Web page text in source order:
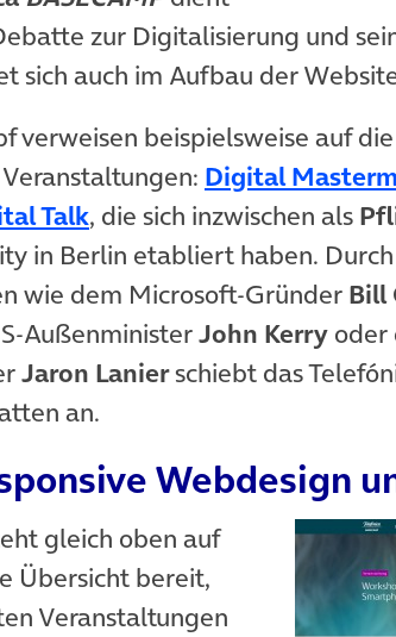
zur Digitalisierung und
sich auch im Aufbau der
verweisen beispielsweise auf
Digital
Talk(öffnet in neuem Tab)
, die sich inzwischen als
in Berlin etabliert haben.
wie dem Microsoft-Gründer Bill
AußenministerJohn Kerry oder
Jaron Lanierschiebt das
an.
Webdesign
gleich oben auf
Übersicht bereit,
Veranstaltungen